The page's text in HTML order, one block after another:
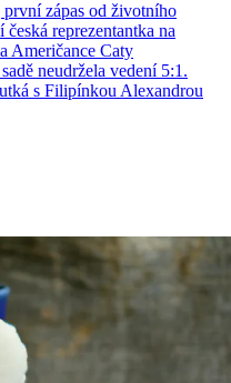
zápas od životního
reprezentantka na
Američance Caty
neudržela vedení 5:1.
s Filipínkou Alexandrou